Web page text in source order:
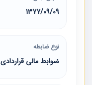
1377/09/09
نوع ضابطه
ضوابط مالی قراردادی